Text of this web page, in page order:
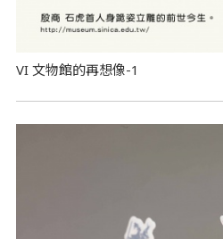
VI 文物館的再想像-1